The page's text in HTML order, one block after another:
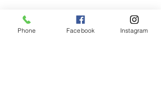
最新記事 すべて表示
Phone Facebook Instagram